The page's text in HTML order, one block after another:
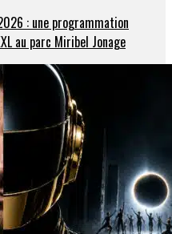
: une programmation
au parc Miribel Jonage